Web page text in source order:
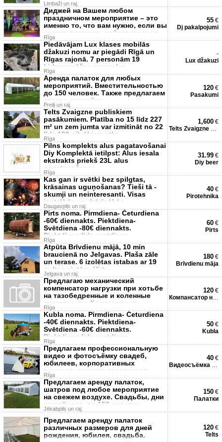
Limbaži un raj.
Диджей на Вашем любом
праздничном мероприятие – это
именно то, что вам нужно, если вы
хотите получить действительно
весе
Rīga
55 €
Dj pakalpojumi
Piedāvājam Lux klases mobilās
džakuzi nomu ar piegādi Rīgā un
Rīgas rajonā. 7 personām 19
hidromasāžas sprauslas
Rīga
-
Lux džakuzi
Аренда палаток для любых
мероприятий. Вместительностью
до 150 человек. Также предлагаем
столы, скамейки.
Preiļi un raj.
120 €
Pasakumi
Telts Zvaigzne publiskiem
pasākumiem. Platība no 15 līdz 227
m² un zem jumta var izmitināt no 22
līdz 190 cilvēkiem atka
Rīga
1,600 €
Telts Zvaigzne pasākumiem
Pilns komplekts alus pagatavošanai
Diy Komplektā ietilpst: Alus iesala
ekstrakts priekš 23L alus
pagatavošanas
Rīga
31.99 €
Diy beer
Kas gan ir svētki bez spilgtas,
krāsainas uguņošanas? Tieši tā -
skumji un neinteresanti. Visas
jautrākās un dzīvīgākās
Daugavpils un raj.
40 €
Pirotehnika
Pirts noma. Pirmdiena- Ċeturdiena
-60€ diennakts. Piektdiena-
Svētdiena -80€ diennakts.
Piektdiena lidz svetdiena -
Rīga
60 €
Pirts
Atpūta Brīvdienu mājā, 10 min
braucienā no Jelgavas. Plaša zāle
un terase. 6 izolētas istabas ar 19
gultas vietām. Virtu
Jelgava un raj.
180 €
Brīvdienu māja
Предлагаю механический
компенсатор нагрузки при хотьбе
на тазобедренные и коленные
суставы ног. Компенсация
нагрузки при
Rīga
120 €
Компансатор нагрузки
Kubla noma. Pirmdiena- Ċeturdiena
-40€ diennakts. Piektdiena-
Svētdiena -60€ diennakts.
Piektdiena lidz svetdiena -
Rīga
50 €
Kubla
Предлагаем профессиональную
видео и фотосъёмку свадеб,
юбилеев, корпоративных
вечеров, детских праздников,
интервью, кон
Rīga
40 €
Видеосъёмка / Filmēšana
Предлагаем аренду палаток,
шатров под любое мероприятие
на свежем воздухе. Свадьбы, дни
рождёниия, до 150 человек.
Jēkabpils un raj.
150 €
Палатки
Предлагаем аренду палаток
различных размеров для дней
рождения, юбилея, свадьба.
120 €
Telts